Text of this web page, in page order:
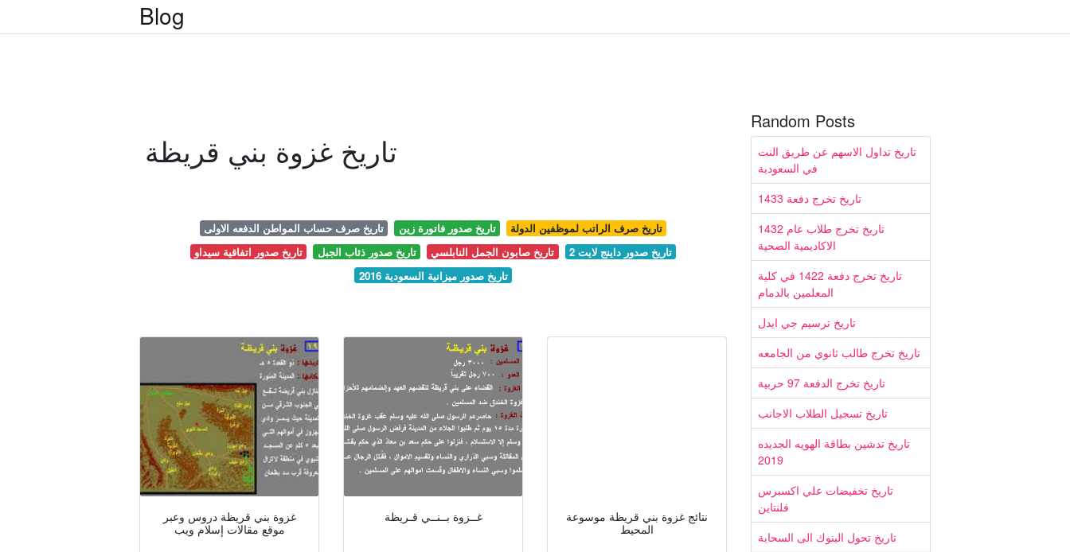
Blog
تاريخ غزوة بني قريظة
تاريخ صرف حساب المواطن الدفعه الاولى تاريخ صدور فاتورة زين
تاريخ صرف الراتب لموظفين الدولة
تاريخ صدور اتفاقية سيداو
تاريخ صدور ذئاب الجبل تاريخ صابون الجمل النابلسي
تاريخ صدور داينج لايت 2
تاريخ صدور ميزانية السعودية 2016
غزوة بني قريظة دروس وعبر
موقع مقالات إسلام ويب
غــزوة بــنــي قـريظة
نتائج غزوة بني قريظة موسوعة
المحيط
Random Posts
تاريخ تداول الاسهم عن طريق النت
في السعودبة
تاريخ تخرج دفعة 1433
تاريخ تخرج طلاب عام 1432
الاكاديمية الصحية
تاريخ تخرج دفعة 1422 في كلية
المعلمين بالدمام
تاريخ ترسيم جي ايدل
تاريخ تخرج طالب ثانوي من الجامعه
تاريخ تخرج الدفعة 97 حربية
تاريخ تسجيل الطلاب الاجانب
تاريخ تدشين بطاقة الهويه الجديده
2019
تاريخ تخفيضات علي اكسبرس
فلنتاين
تاريخ تحول البنوك الى السحابة